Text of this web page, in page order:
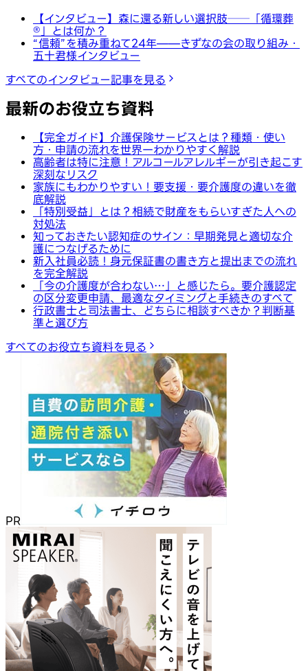
【インタビュー】森に還る新しい選択肢──「循環葬
®︎」とは何か？
“信頼”を積み重ねて24年——きずなの会の取り組み・
五十君様インタビュー
すべてのインタビュー記事を見る
最新のお役立ち資料
【完全ガイド】介護保険サービスとは？種類・使い
方・申請の流れを世界一わかりやすく解説
高齢者は特に注意！アルコールアレルギーが引き起こす
深刻なリスク
家族にもわかりやすい！要支援・要介護度の違いを徹
底解説
「特別受益」とは？相続で財産をもらいすぎた人への
対処法
知っておきたい認知症のサイン：早期発見と適切な介
護につなげるために
新入社員必読！身元保証書の書き方と提出までの流れ
を完全解説
「今の介護度が合わない…」と感じたら。要介護認定
の区分変更申請、最適なタイミングと手続きのすべて
行政書士と司法書士、どちらに相談すべきか？判断基
準と選び方
すべてのお役立ち資料を見る
PR